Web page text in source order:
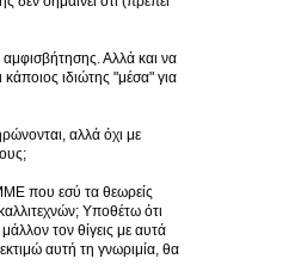
Αλλά και να
ιδιώτης "μέσα" για
αλλά όχι με
που εσύ τα θεωρείς
Υποθέτω ότι
τον θίγεις με αυτά
αυτή τη γνωριμία, θα